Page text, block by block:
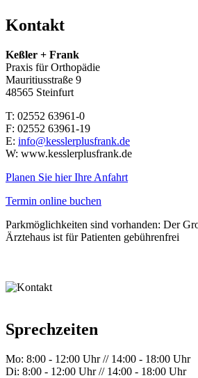
Kontakt
Keßler + Frank
Praxis für Orthopädie
Mauritiusstraße 9
48565 Steinfurt
T: 02552 63961-0
F: 02552 63961-19
E: info@kesslerplusfrank.de
W: www.kesslerplusfrank.de
Planen Sie hier Ihre Anfahrt
Termin online buchen
Parkmöglichkeiten sind vorhanden: Der
Ärztehaus ist für Patienten gebührenfrei
Sprechzeiten
Mo: 8:00 - 12:00 Uhr // 14:00 - 18:00 Uhr
Di: 8:00 - 12:00 Uhr // 14:00 - 18:00 Uhr